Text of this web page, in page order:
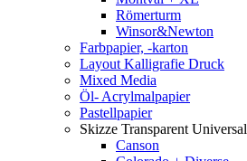
Römerturm
Winsor&Newton
Farbpapier, -karton
Layout Kalligrafie Druck
Mixed Media
Öl- Acrylmalpapier
Pastellpapier
Skizze Transparent Universal
Canson